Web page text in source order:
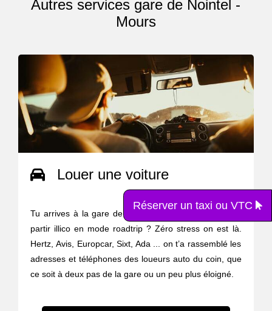
Autres services gare de Nointel -
Mours
Louer une voiture
Tu arrives à la gare de Nointel - Mours mais tu veux
partir illico en mode roadtrip ? Zéro stress on est là.
Hertz, Avis, Europcar, Sixt, Ada ... on t’a rassemblé les
adresses et téléphones des loueurs auto du coin, que
ce soit à deux pas de la gare ou un peu plus éloigné.
Réserver un taxi ou VTC